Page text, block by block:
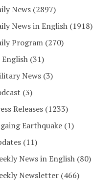
News (2897)
News in English (1918)
Program (270)
(31)
News (3)
(3)
Releases (1233)
Earthquake (1)
(11)
News in English (80)
Newsletter (466)